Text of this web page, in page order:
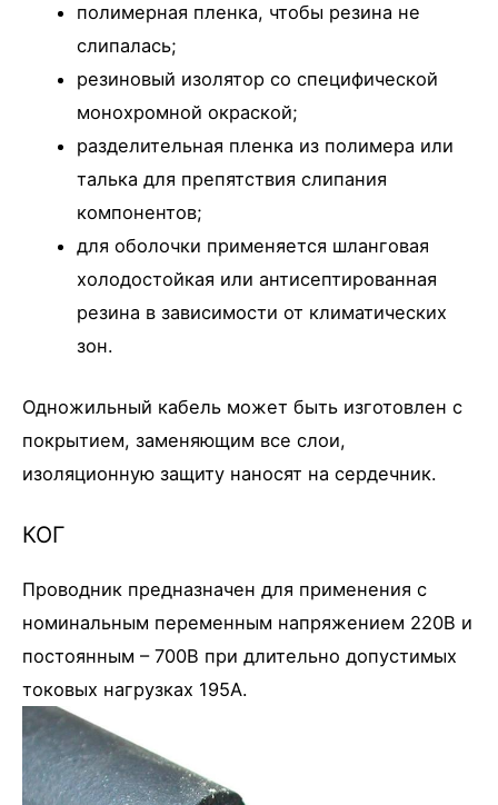
полимерная пленка, чтобы резина не
слипалась;
резиновый изолятор со специфической
монохромной окраской;
разделительная пленка из полимера или
талька для препятствия слипания
компонентов;
для оболочки применяется шланговая
холодостойкая или антисептированная
резина в зависимости от климатических
зон.
Одножильный кабель может быть изготовлен с
покрытием, заменяющим все слои,
изоляционную защиту наносят на сердечник.
КОГ
Проводник предназначен для применения с
номинальным переменным напряжением 220В и
постоянным – 700В при длительно допустимых
токовых нагрузках 195А.